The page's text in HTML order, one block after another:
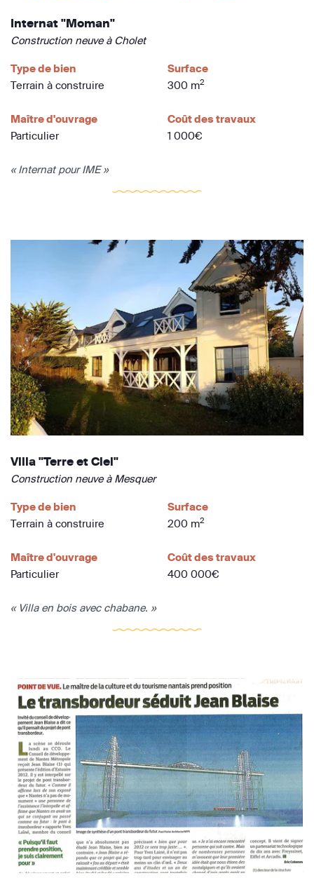
Internat "Moman"
Construction neuve à Cholet
Type de bien
Terrain à construire
Surface
300 m2
Maître d'ouvrage
Particulier
Coût des travaux
1 000€
« Internat pour IME »
Villa "Terre et Ciel"
Construction neuve à Mesquer
Type de bien
Terrain à construire
Surface
200 m2
Maître d'ouvrage
Particulier
Coût des travaux
400 000€
« Villa en bois avec chabane. »